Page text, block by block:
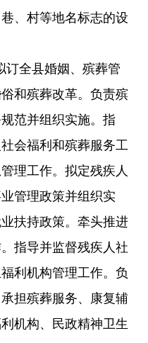
、村等地名标志的设
订全县婚姻、殡葬管
和殡葬改革。负责殡
范并组织实施。指
会福利和殡葬服务工
理工作。拟定残疾人
管理政策并组织实
扶持政策。牵头推进
指导并监督残疾人社
利机构管理工作。负
担殡葬服务、康复辅
机构、民政精神卫生